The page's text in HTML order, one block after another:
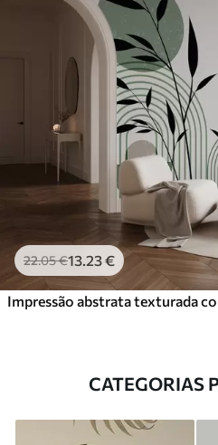
22.05€13 .23€
CATEGORIAS